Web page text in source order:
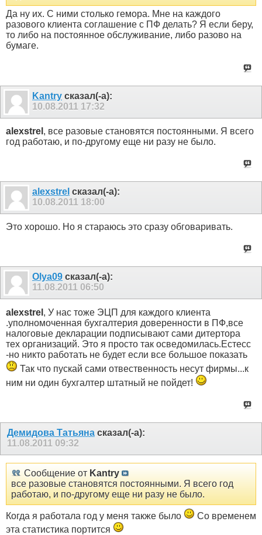
Да ну их. С ними столько гемора. Мне на каждого
разового клиента соглашение с ПФ делать? Я если беру,
то либо на постоянное обслуживание, либо разово на
бумаге.
Kantry сказал(-а):
10.08.2011 17:32
alexstrel , все разовые становятся постоянными. Я всего
год работаю, и по-другому еще ни разу не было.
alexstrel сказал(-а):
10.08.2011 18:00
Это хорошо. Но я стараюсь это сразу обговаривать.
Olya09 сказал(-а):
11.08.2011 06:50
alexstrel , У нас тоже ЭЦП для каждого клиента
.уполномоченная бухгалтерия доверенности в ПФ,все
налоговые декларации подписывают сами дитертора
тех организаций. Это я просто так осведомилась.Естесс
-но никто работать не будет если все большое показать
Так что пускай сами отвественность несут фирмы...к
ним ни один бухгалтер штатный не пойдет!
Демидова Татьяна сказал(-а):
11.08.2011 09:32
Сообщение от Kantry
все разовые становятся постоянными. Я всего год
работаю, и по-другому еще ни разу не было.
Когда я работала год у меня также было
Со временем
эта статистика портится